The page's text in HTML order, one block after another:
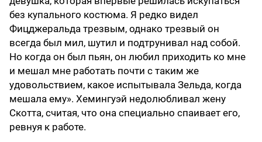
без купального костюма. Я редко видел
Фицджеральда трезвым, однако трезвый он
всегда был мил, шутил и подтрунивал над собой.
Но когда он был пьян, он любил приходить ко мне
и мешал мне работать почти с таким же
удовольствием, какое испытывала Зельда, когда
мешала ему». Хемингуэй недолюбливал жену
Скотта, считая, что она специально спаивает его,
ревнуя к работе.